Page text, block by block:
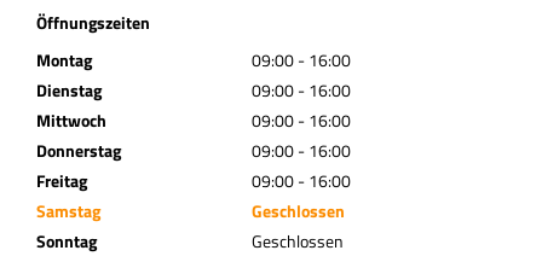
Öffnungszeiten
Montag
09:00 - 16:00
Dienstag
09:00 - 16:00
Mittwoch
09:00 - 16:00
Donnerstag
09:00 - 16:00
Freitag
09:00 - 16:00
Samstag
Geschlossen
Sonntag
Geschlossen